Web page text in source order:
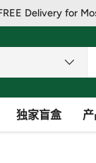
Delivery for
独家盲盒